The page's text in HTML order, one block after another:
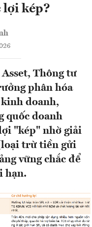
lợi kép?
Thông tư
phân hóa
doanh,
quốc doanh
"kép" nhờ giải
trừ tiền gửi
vững chắc để
hạn.